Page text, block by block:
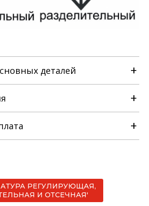
деталей
детали
с
регулирующий
*
РЕГУЛИРУЮЩАЯ,
И ОТСЕЧНАЯ'